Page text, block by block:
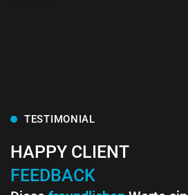
TESTIMONIAL
HAPPY CLIENT
FEEDBACK